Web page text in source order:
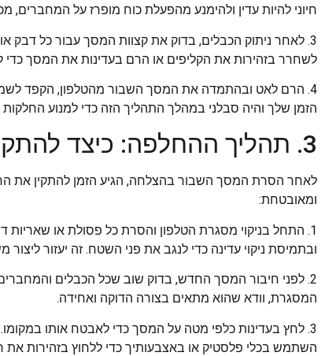
חיוני להיות עדין ולהימנע מהפעלת כוח מופרז על המחברים,
3. לאחר ניתוק הכבלים, בדוק את קצוות המסך עבור כל דבק
לשחרר בזהירות את הקליפים או הרם בעדינות את המסך
4. הרם לאט ובהתמדה את המסך השבור מהטלפון, הקפד
הזמן שלך והיה סבלני במהלך התהליך הזה כדי למנוע החלקות
3. תהליך ההחלפה: כיצד להתקין נכון את המסך החדש?
לאחר הסרת המסך השבור בהצלחה, הגיע הזמן להתקין את
ומאובטחת:
1. התחל בניקוי מסגרת הטלפון והסרת כל פסולת או
ובתמיסת ניקוי עדינה כדי לנגב את פני השטח. זה יעזור
2. לפני חיבור המסך החדש, בדוק שוב שכל הכבלים
המסגרת, וודא שהוא מתאים בצורה הדוקה ואחידה.
3. לחץ בעדינות כלפי מטה על המסך כדי לאבטח אותו
השתמש בכלי פלסטיק או באצבעותיך כדי ללחוץ בזהירות